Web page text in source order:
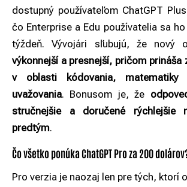
dostupný používateľom ChatGPT
čo Enterprise a Edu používatelia sa
týždeň. Vývojári sľubujú, že nový
výkonnejší a presnejší, pričom prináša
v oblasti kódovania, matematiky
uvažovania. Bonusom je, že
stručnejšie a doručené rýchlejšie
predtým.
Čo všetko ponúka ChatGPT Pro za 200
Pro verzia je naozaj len pre tých, ktorí